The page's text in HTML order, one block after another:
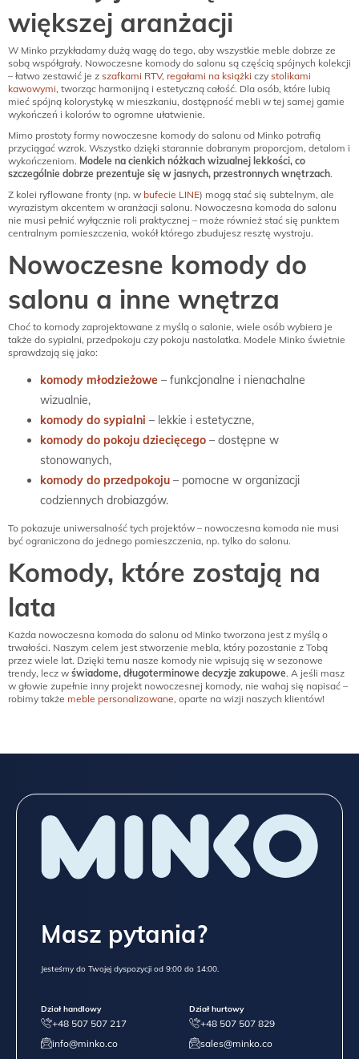
większej aranżacji
W Minko przykładamy dużą wagę do tego, aby wszystkie meble dobrze ze
sobą współgrały. Nowoczesne komody do salonu są częścią spójnych kolekcji
– łatwo zestawić je z szafkami RTV, regałami na książki czy stolikami
kawowymi, tworząc harmonijną i estetyczną całość. Dla osób, które lubią
mieć spójną kolorystykę w mieszkaniu, dostępność mebli w tej samej gamie
wykończeń i kolorów to ogromne ułatwienie.
Mimo prostoty formy nowoczesne komody do salonu od Minko potrafią
przyciągać wzrok. Wszystko dzięki starannie dobranym proporcjom, detalom i
wykończeniom. Modele na cienkich nóżkach wizualnej lekkości, co
szczególnie dobrze prezentuje się w jasnych, przestronnych wnętrzach.
Z kolei ryflowane fronty (np. w bufecie LINE) mogą stać się subtelnym, ale
wyrazistym akcentem w aranżacji salonu. Nowoczesna komoda do salonu
nie musi pełnić wyłącznie roli praktycznej – może również stać się punktem
centralnym pomieszczenia, wokół którego zbudujesz resztę wystroju.
Nowoczesne komody do
salonu a inne wnętrza
Choć to komody zaprojektowane z myślą o salonie, wiele osób wybiera je
także do sypialni, przedpokoju czy pokoju nastolatka. Modele Minko świetnie
sprawdzają się jako:
komody młodzieżowe – funkcjonalne i nienachalne
wizualnie,
komody do sypialni – lekkie i estetyczne,
komody do pokoju dziecięcego – dostępne w
stonowanych,
komody do przedpokoju – pomocne w organizacji
codziennych drobiazgów.
To pokazuje uniwersalność tych projektów – nowoczesna komoda nie musi
być ograniczona do jednego pomieszczenia, np. tylko do salonu.
Komody, które zostają na
lata
Każda nowoczesna komoda do salonu od Minko tworzona jest z myślą o
trwałości. Naszym celem jest stworzenie mebla, który pozostanie z Tobą
przez wiele lat. Dzięki temu nasze komody nie wpisują się w sezonowe
trendy, lecz w świadome, długoterminowe decyzje zakupowe. A jeśli masz
w głowie zupełnie inny projekt nowoczesnej komody, nie wahaj się napisać –
robimy także meble personalizowane, oparte na wizji naszych klientów!
Masz pytania?
Jesteśmy do Twojej dyspozycji od 9:00 do 14:00.
Dział handlowy
+48 507 507 217
info@minko.co
Dział hurtowy
+48 507 507 829
sales@minko.co